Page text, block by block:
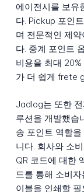
에이전시를 보유
다. Pickup 포인
며 전문적인 제
다. 중계 포인트
비용을 최대
가 더 쉽게 frete
Jadlog는 또한
루션을 개발했습
송 포인트 역할
니다. 회사와 소
QR 코드에 대한
드를 통해 소비
이블을 인쇄할